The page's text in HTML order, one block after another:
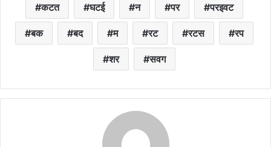
कटत घटई न पर परइवट
बक बद म रट रटस रप
शर सवग